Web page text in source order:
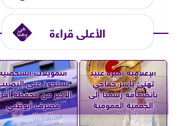
الأعلى قراءة
الإعلامية أميرة عبيد
تهنئ ياسر خفاجي
بانضمامه رسميًا إلى
الجمعية العمومية
لنقابة...
التمويلات
تستحوذ على
الأكبر من محفظة
مصرف أبوظبي
الإسلامي...